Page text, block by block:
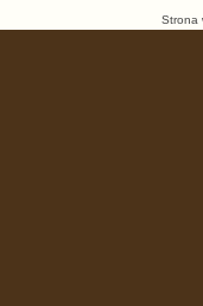
Strona